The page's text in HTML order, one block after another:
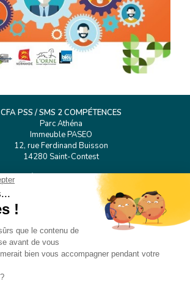
CFA PSS / SMS 2 COMPÉTENCES
Parc Athéna
Immeuble PASEO
12, rue Ferdinand Buisson
14280 Saint-Contest
Tél.02 31 53 98 38
127 Boulevard de l’Europe
76100 Rouen